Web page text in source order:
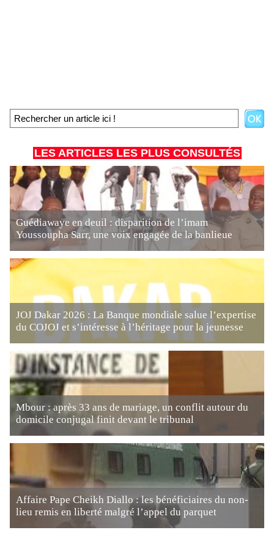
LES ARTICLES LES PLUS CONSULTÉS
Guédiawaye en deuil : disparition de l’imam
Youssoupha Sarr, une voix engagée de la banlieue
JOJ Dakar 2026 : La Banque mondiale salue l’expertise
du COJOJ et s’intéresse à l’héritage pour la jeunesse
Mbour : après 33 ans de mariage, un conflit autour du
domicile conjugal finit devant le tribunal
Affaire Pape Cheikh Diallo : les bénéficiaires du non-
lieu remis en liberté malgré l’appel du parquet